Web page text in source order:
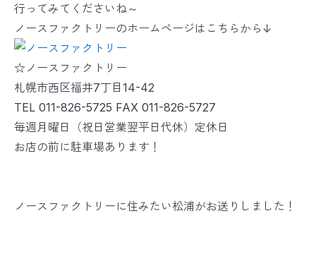
行ってみてくださいね～
ノースファクトリーのホームページはこちらから↓
☆ノースファクトリー
札幌市西区福井7丁目14-42
TEL 011-826-5725 FAX 011-826-5727
毎週月曜日（祝日営業翌平日代休）定休日
お店の前に駐車場あります！
ノースファクトリーに住みたい松浦がお送りしました！